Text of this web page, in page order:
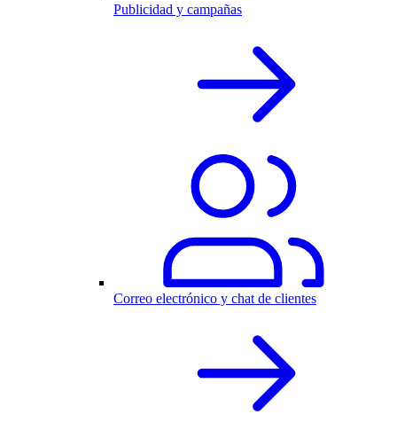
Publicidad y campañas
Correo electrónico y chat de clientes